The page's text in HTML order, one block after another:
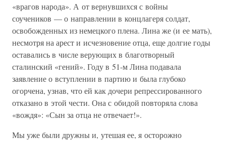
«врагов народа». А от вернувшихся с войны
соучеников — о направлении в концлагеря солдат,
освобожденных из немецкого плена. Лина же (и ее мать),
несмотря на арест и исчезновение отца, еще долгие годы
оставались в числе верующих в благотворный
сталинский «гений». Году в 51-м Лина подавала
заявление о вступлении в партию и была глубоко
огорчена, узнав, что ей как дочери репрессированного
отказано в этой чести. Она с обидой повторяла слова
«вождя»: «Сын за отца не отвечает!».
Мы уже были дружны и, утешая ее, я осторожно